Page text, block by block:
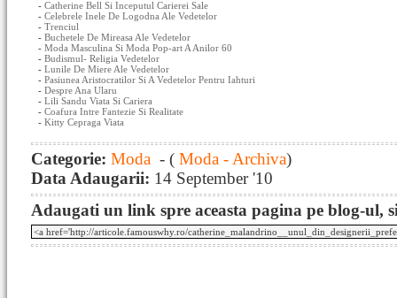
- Catherine Bell Si Inceputul Carierei Sale
- Celebrele Inele De Logodna Ale Vedetelor
- Trenciul
- Buchetele De Mireasa Ale Vedetelor
- Moda Masculina Si Moda Pop-art A Anilor 60
- Budismul- Religia Vedetelor
- Lunile De Miere Ale Vedetelor
- Pasiunea Aristocratilor Si A Vedetelor Pentru Iahturi
- Despre Ana Ularu
- Lili Sandu Viata Si Cariera
- Coafura Intre Fantezie Si Realitate
- Kitty Cepraga Viata
Categorie: Moda - ( Moda - Archiva)
Data Adaugarii: 14 September '10
Adaugati un link spre aceasta pagina pe blog-ul,